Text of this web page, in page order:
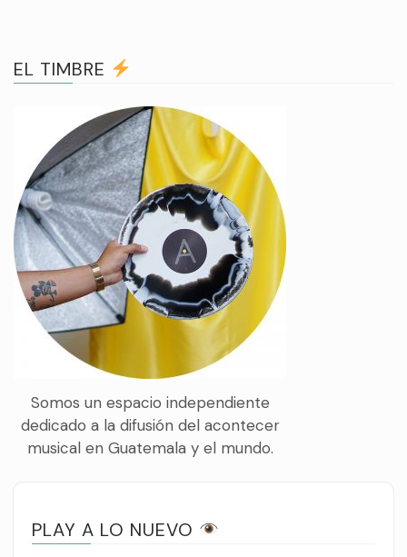
EL TIMBRE
Somos un espacio independiente
dedicado a la difusión del acontecer
musical en Guatemala y el mundo.
PLAY A LO NUEVO